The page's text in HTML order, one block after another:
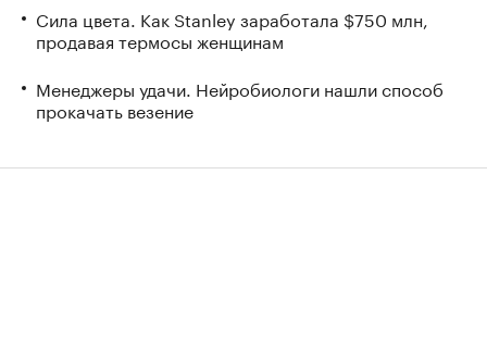
Сила цвета. Как Stanley заработала $750 млн,
продавая термосы женщинам
Менеджеры удачи. Нейробиологи нашли способ
прокачать везение